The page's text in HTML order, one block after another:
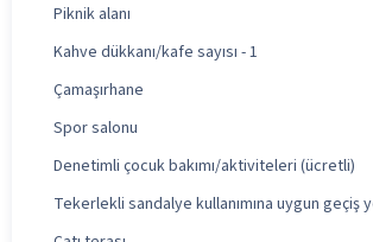
Piknik alanı
Kahve dükkanı/kafe sayısı - 1
Çamaşırhane
Spor salonu
Denetimli çocuk bakımı/aktiviteleri (ücretli)
Tekerlekli sandalye kullanımına uygun geçiş